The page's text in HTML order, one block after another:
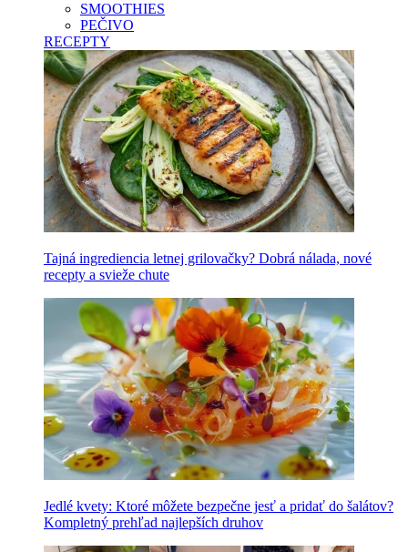
SMOOTHIES
PEČIVO
RECEPTY
Tajná ingrediencia letnej grilovačky? Dobrá nálada, nové
recepty a svieže chute
Jedlé kvety: Ktoré môžete bezpečne jesť a pridať do šalátov?
Kompletný prehľad najlepších druhov